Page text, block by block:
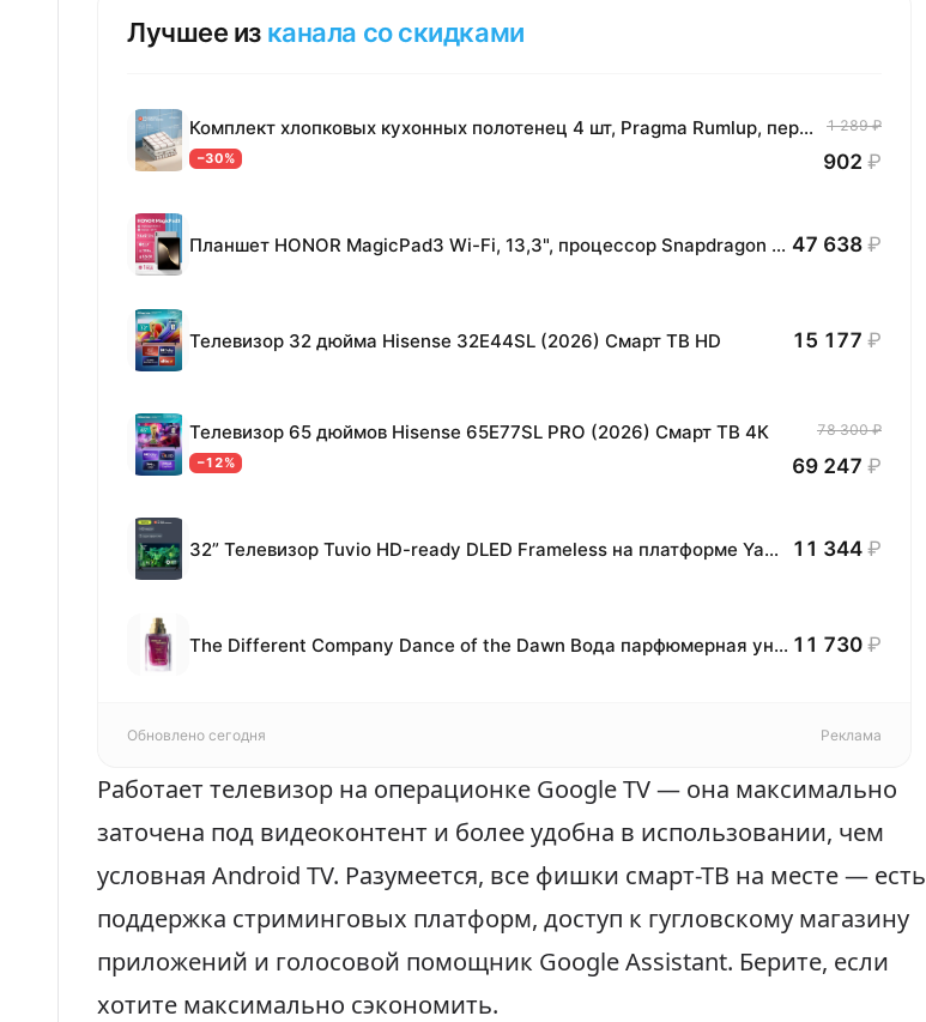
Лучшее из канала со скидками
Комплект хлопковых кухонных полотенец 4 шт, Pragma Rumlup, переменчивый белый
−30%
1 289 ₽
902 ₽
Планшет HONOR MagicPad3 Wi-Fi, 13,3", процессор Snapdragon 8, 16ГБ/512ГБ, EU 47 638 ₽
Телевизор 32 дюйма Hisense 32E44SL (2026) Смарт ТВ HD 15 177 ₽
Телевизор 65 дюймов Hisense 65E77SL PRO (2026) Смарт ТВ 4К
−12%
78 300 ₽
69 247 ₽
32” Телевизор Tuvio HD-ready DLED Frameless на платформе YaOS, TD32HFBCH11, черный 11 344 ₽
The Different Company Dance of the Dawn Вода парфюмерная унисекс 100ml 11 730 ₽
Обновлено сегодня Реклама
Работает телевизор на операционке Google TV — она максимально
заточена под видеоконтент и более удобна в использовании, чем
условная Android TV. Разумеется, все фишки смарт-ТВ на месте — есть
поддержка стриминговых платформ, доступ к гугловскому магазину
приложений и голосовой помощник Google Assistant. Берите, если
хотите максимально сэкономить.